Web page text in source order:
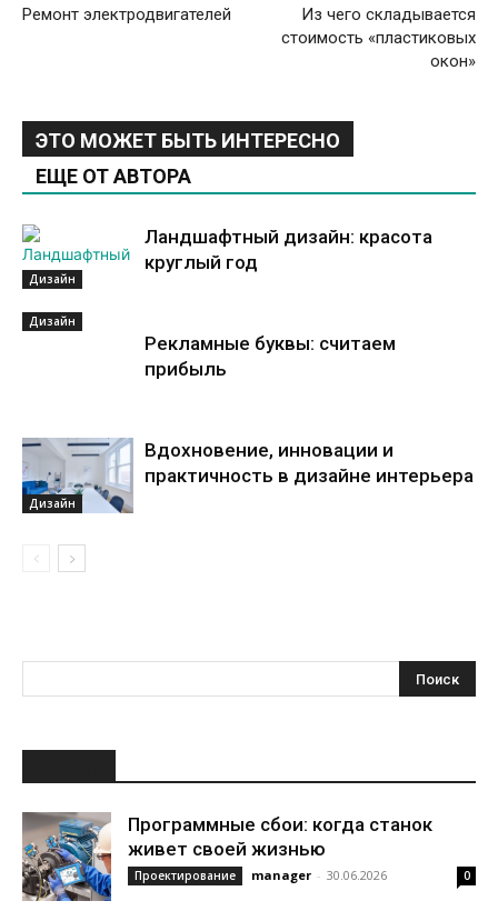
Ремонт электродвигателей
Из чего складывается
стоимость «пластиковых
окон»
ЭТО МОЖЕТ БЫТЬ ИНТЕРЕСНО
ЕЩЕ ОТ АВТОРА
Дизайн
Ландшафтный дизайн: красота
круглый год
Дизайн
Рекламные буквы: считаем
прибыль
Дизайн
Вдохновение, инновации и
практичность в дизайне интерьера
Программные сбои: когда станок
живет своей жизнью
Проектирование manager - 30.06.2026 0